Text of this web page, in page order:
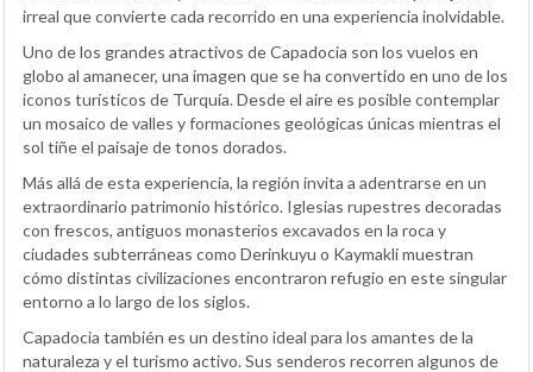
irreal que convierte cada recorrido en una experiencia inolvidable.
Uno de los grandes atractivos de Capadocia son los vuelos en
globo al amanecer, una imagen que se ha convertido en uno de los
iconos turísticos de Turquía. Desde el aire es posible contemplar
un mosaico de valles y formaciones geológicas únicas mientras el
sol tiñe el paisaje de tonos dorados.
Más allá de esta experiencia, la región invita a adentrarse en un
extraordinario patrimonio histórico. Iglesias rupestres decoradas
con frescos, antiguos monasterios excavados en la roca y
ciudades subterráneas como Derinkuyu o Kaymakli muestran
cómo distintas civilizaciones encontraron refugio en este singular
entorno a lo largo de los siglos.
Capadocia también es un destino ideal para los amantes de la
naturaleza y el turismo activo. Sus senderos recorren algunos de